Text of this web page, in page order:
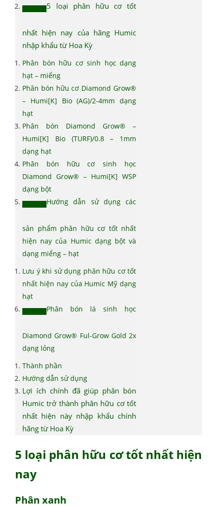
5 loại phân hữu cơ tốt
nhất hiện nay của hãng Humic
nhập khẩu từ Hoa Kỳ
Phân bón hữu cơ sinh học dạng
hạt – miểng
Phân bón hữu cơ Diamond Grow®
– Humi[K] Bio (AG)/2-4mm dạng
hạt
Phân bón Diamond Grow® –
Humi[K] Bio (TURF)/0.8 – 1mm
dạng hạt
Phân bón hữu cơ sinh học
Diamond Grow® – Humi[K] WSP
dạng bột
Hướng dẫn sử dụng các
sản phẩm phân hữu cơ tốt nhất
hiện nay của Humic dạng bột và
dạng miểng – hạt
Lưu ý khi sử dụng phân hữu cơ tốt
nhất hiện nay của Humic Mỹ dạng
hạt
Phân bón lá sinh học
Diamond Grow® Ful-Grow Gold 2x
dạng lỏng
Thành phần
Hướng dẫn sử dụng
Lợi ích chính đã giúp phân bón
Humic trở thành phân hữu cơ tốt
nhất hiện này nhập khẩu chính
hãng từ Hoa Kỳ
5 loại phân hữu cơ tốt nhất hiện
nay
Phân xanh